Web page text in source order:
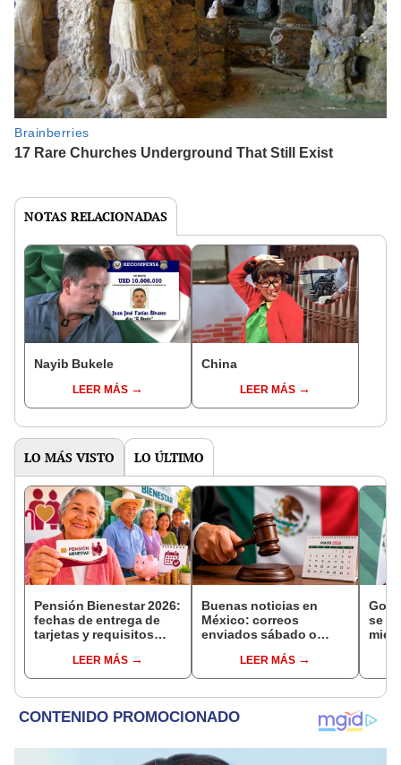
NOTAS RELACIONADAS
Nayib Bukele
LEER MÁS
China
LEER MÁS
LO MÁS VISTO LO ÚLTIMO
Pensión Bienestar 2026:
fechas de entrega de
tarjetas y requisitos
beneficiarios
LEER MÁS
Buenas noticias en
México: correos
enviados sábado o
amparo serán válidos
desde el siguiente día
LEER MÁS
se